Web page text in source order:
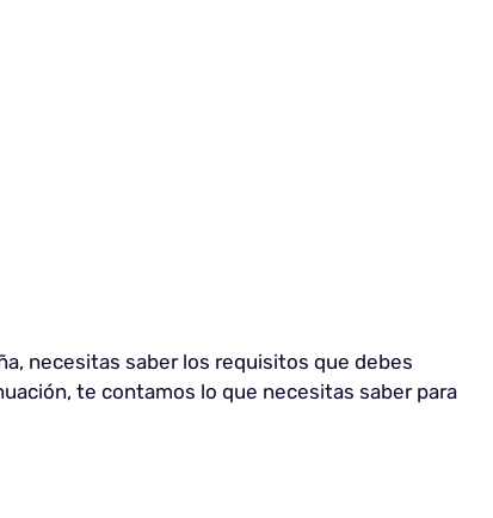
necesitas saber los requisitos que debes
te contamos lo que necesitas saber para